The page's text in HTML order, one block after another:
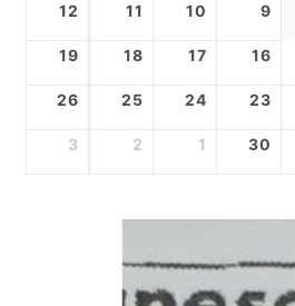
9
10
11
12
16
17
18
19
23
24
25
26
30
1
2
3